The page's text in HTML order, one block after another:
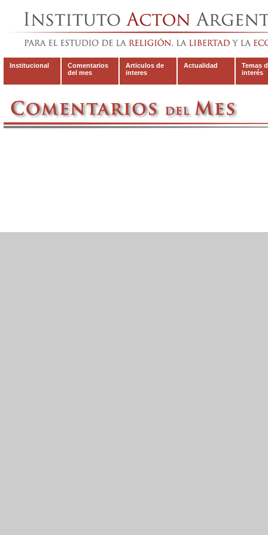
Institucional
Comentarios
del mes
Articulos de
interes
Actualidad
Temas
interés